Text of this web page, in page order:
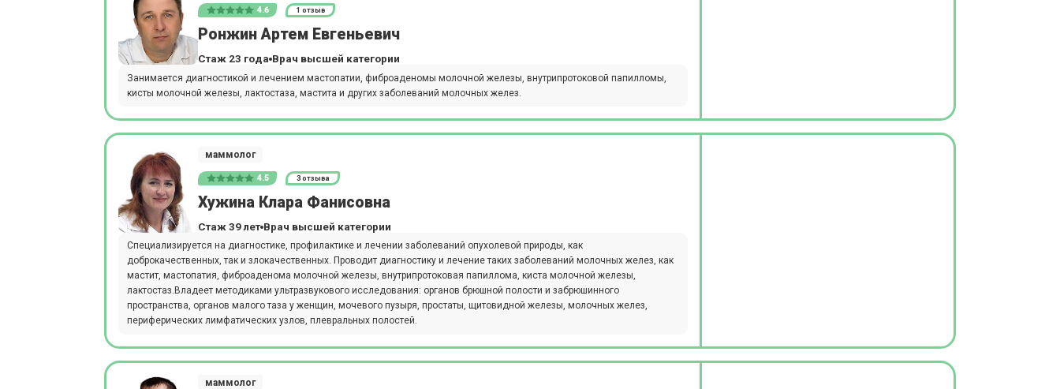
4.6 1 отзыв
Ронжин Артем Евгеньевич
Стаж 23 года Врач высшей категории
Занимается диагностикой и лечением мастопатии, фиброаденомы молочной железы, внутрипротоковой папилломы,
кисты молочной железы, лактостаза, мастита и других заболеваний молочных желез.
маммолог
4.5 3 отзыва
Хужина Клара Фанисовна
Стаж 39 лет Врач высшей категории
Специализируется на диагностике, профилактике и лечении заболеваний опухолевой природы, как
доброкачественных, так и злокачественных. Проводит диагностику и лечение таких заболеваний молочных желез, как
мастит, мастопатия, фиброаденома молочной железы, внутрипротоковая папиллома, киста молочной железы,
лактостаз.Владеет методиками ультразвукового исследования: органов брюшной полости и забрюшинного
пространства, органов малого таза у женщин, мочевого пузыря, простаты, щитовидной железы, молочных желез,
периферических лимфатических узлов, плевральных полостей.
маммолог